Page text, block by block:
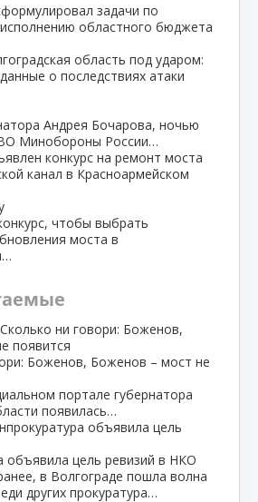
задачи по
областного бюджета
область под ударом:
о последствиях атаки
Андрея Бочарова, ночью
Минобороны России…
конкурс на ремонт моста
канал в Красноармейском
чтобы выбрать
моста в
Сколько ни говори: Боженов,
появится
портале губернатора
появилась…
объявила цель
в Волгограде пошла волна
других прокуратура…